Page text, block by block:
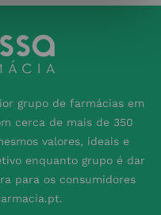
grupo de farmácias em
cerca de mais de 350
valores, ideais e
enquanto grupo é dar
para os consumidores